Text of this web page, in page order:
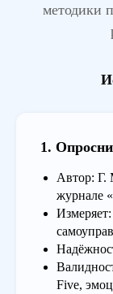
методики
1.
Автор: Г.
журнале
Five,